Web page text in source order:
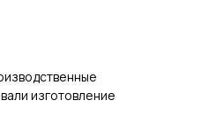
изготовление